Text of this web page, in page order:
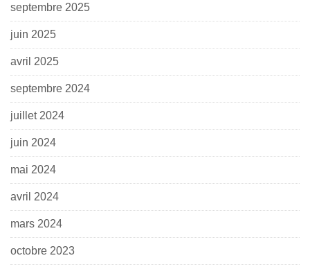
septembre 2025
juin 2025
avril 2025
septembre 2024
juillet 2024
juin 2024
mai 2024
avril 2024
mars 2024
octobre 2023